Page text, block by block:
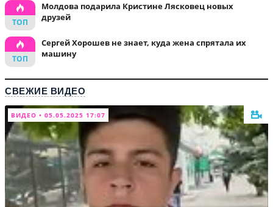
Молдова подарила Кристине Лясковец новых
друзей
Сергей Хорошев не знает, куда жена спрятала их
машину
СВЕЖИЕ ВИДЕО
ВИДЕО • 05.05.2025 17:07